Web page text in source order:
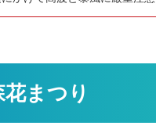
まつり